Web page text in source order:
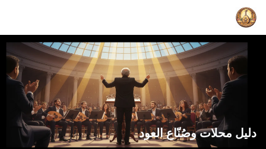
دليل محلات وصُنّاع العود